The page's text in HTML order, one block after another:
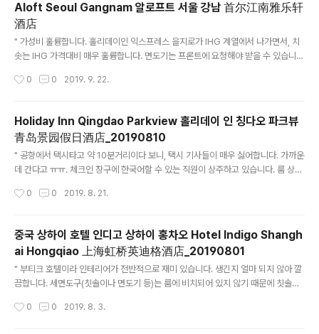
Aloft Seoul Gangnam 알로프트 서울 강남 首尔江南雅乐轩
酒店
" 가성비 훌륭합니다. 홀리데이인 익스프레스 을지로가 IHG 계열에서 나가면서, 치
솟는 IHG 가격대비 매우 훌륭합니다. 면도기는 프론트에 요청해야 받을 수 있습니
0 0 2019. 9. 22.
Holiday Inn Qingdao Parkview 홀리데이 인 칭다오 파크뷰
青岛景园假日酒店_20190810
" 공항에서 택시타고 약 10분거리이다 보니, 택시 기사들이 매우 싫어합니다. 가까운
데 간다고 ㅠㅠ. 체크인 창구에 한국어할 수 있는 직원이 상주하고 있습니다. 룸 상태
한국 반찬이 있습니다. "
0 0 2019. 8. 21.
중국 상하이 호텔 인디고 상하이 홍차오 Hotel Indigo Shangh
ai Hongqiao 上海虹桥英迪格酒店_20190801
" 부티크 호텔이라 인테리어가 전반적으로 재미 있습니다. 생긴지 얼마 되지 않아 깔
끔합니다. 세면도구(칫솔이나 면도기 등)는 룸에 비치되어 있지 않기 때문에 칫솔이
걸어오기에는 땀나고, 택시타고 오쟈니 5분 거리이고 너무 애매합니다. 조식의 경우
0 0 2019. 8. 3.